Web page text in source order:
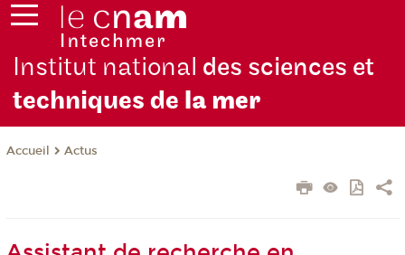
Institut national des sciences et
techniques de la mer
Accueil Actus